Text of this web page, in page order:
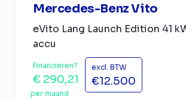
Mercedes-Benz Vito
eVito Lang Launch Edition 41
accu
Financieren?
€ 290,21
per maand
excl. BTW
€12.500